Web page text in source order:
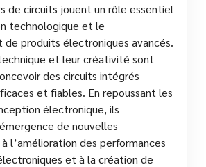
de circuits jouent un rôle essentiel
technologique et le
produits électroniques avancés.
et leur créativité sont
des circuits intégrés
et fiables. En repoussant les
électronique, ils
de nouvelles
l’amélioration des performances
et à la création de